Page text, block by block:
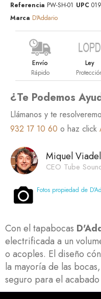
Referencia PW-SH-01 UPC
Marca D'Addario
Envío
Rápido
Ley
¿Te Podemos
Llámanos y te
932 17 10 60 o haz click
Miquel Viadel
CEO Tube
Fotos propiedad de
Con el tapabocas
electrificada a un
o acoples. El diseño
la mayoría de las
seguro para el